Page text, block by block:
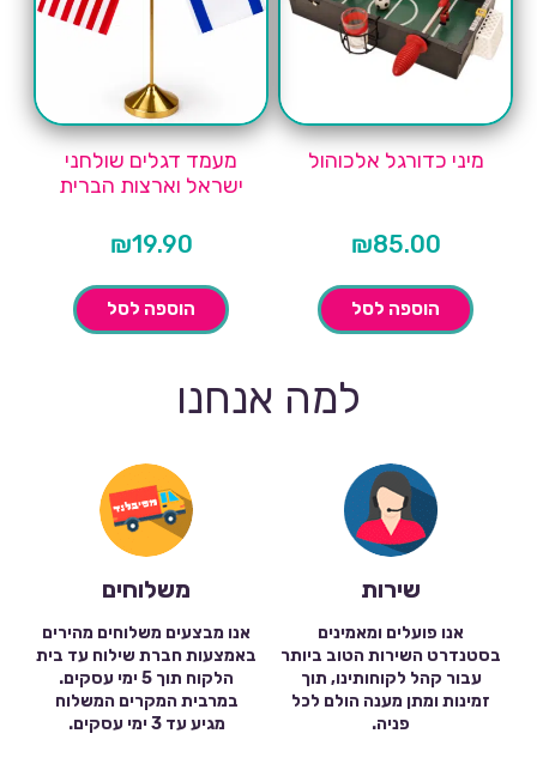
מיני כדורגל אלכוהול
₪85.00
הוספה לסל
מעמד דגלים שולחני
ישראל וארצות הברית
₪19.90
הוספה לסל
למה אנחנו
שירות
אנו פועלים ומאמינים
בסטנדרט השירות הטוב ביותר
עבור קהל לקוחותינו, תוך
זמינות ומתן מענה הולם לכל
פניה.
משלוחים
אנו מבצעים משלוחים מהירים
באמצעות חברת שילוח עד בית
הלקוח תוך 5 ימי עסקים.
במרבית המקרים המשלוח
מגיע עד 3 ימי עסקים.